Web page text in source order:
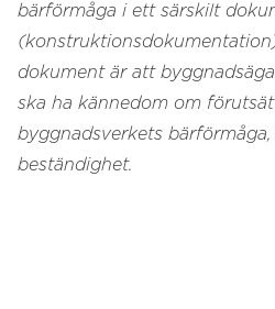
bärförmåga i ett särskilt
dokument är att
ska ha kännedom om
byggnadsverkets
beständighet.